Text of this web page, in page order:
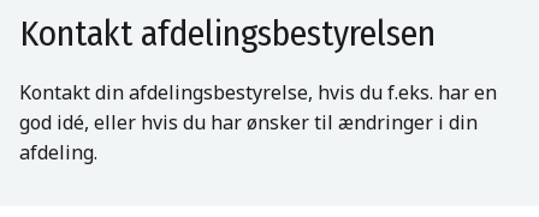
Kontakt afdelingsbestyrelsen
Kontakt din afdelingsbestyrelse, hvis du f.eks. har en
god idé, eller hvis du har ønsker til ændringer i din
afdeling.